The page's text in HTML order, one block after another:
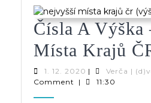
Čísla A Výška
Místa Krajů
1. 12. 2020 1.
12.
| Verča |
Comment
| 11:30